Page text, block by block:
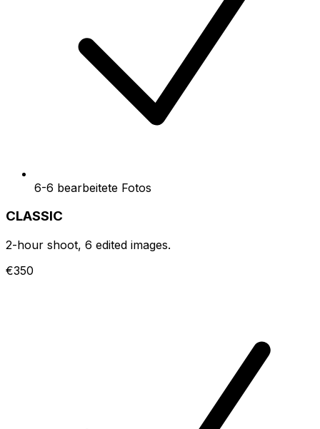
6-6 bearbeitete Fotos
CLASSIC
2-hour shoot, 6 edited images.
€350